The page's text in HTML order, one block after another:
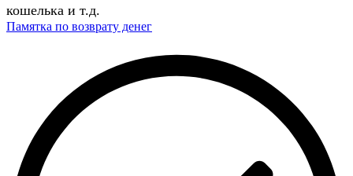
кошелька и т.д.
Памятка по возврату денег